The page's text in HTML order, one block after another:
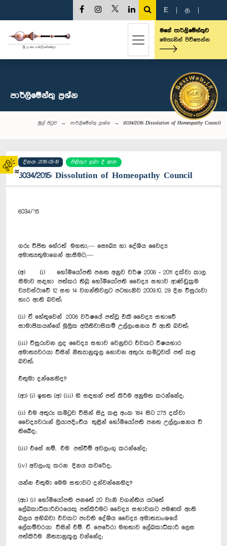
02
E த
මගේ පාර්ලිමේන්තුව
මෙතැනින් පිවිසෙන්න
පාර්ලි‌මේන්තු‌ ප්‍රශ්න
මුල් පිටුව පාර්ලි‌මේන්තු‌ ප්‍රශ්න 6034/2015: Dissolution of Homeopathy Council
දිනය: 2015-05-19 පිළිතුර ලබා දී ඇත
6034/2015: Dissolution of Homeopathy Council
6034/’15
ගරු විජිත හේරත් මහතා,— සෞඛ්‍ය හා දේශීය වෛද්‍ය
අමාත්‍යතුමාගෙන් ඇසීමට,—
(අ) (i) හෝමි‍යෝපති පනත අනුව වර්ෂ 2006 - 2011 දක්වා කාල
සීමාව සඳහා පත්කර තිබූ හෝමියෝපති වෛද්‍ය සභාව ආණ්ඩුක්‍රම
ව්‍යවස්ථාවේ 12 සහ 14 වගන්තිවලට පටහැනිව 2009.10. 29 දින විසුරුවා
හැර ඇති බවත්;
(ii) ඒ හේතුවෙන් 2006 වර්ෂයේ පත්වූ එකී වෛද්‍ය සභාවේ
සාමාජිකයන්ගේ මූලික අයිතිවාසිකම් උල්ලංඝනය වී ඇති බවත්;
(iii) විසුරුවන ලද වෛද්‍ය සභාව වෙනුවට එවකට විෂයභාර
අමාත්‍යවරයා විසින් නීත්‍යානුකූල නොවන අතුරු කමිටුවක් පත් කළ
බවත්;
එතුමා දන්නෙහිද?
(ආ) (i) ඉහත (අ) (iii) හි සඳහන් පත් කිරීම අනුමත කරන්නේද;
(ii) එම අතුරු කමිටුව විසින් සිදු කළ අංක 184 සිට 275 දක්වා
වෛද්‍යවරුන් ලියාපදිංචිය තුළින් හෝමියෝපති පනත උල්ලංඝනය වී
තිබේද;
(iii) එසේ නම්, එම පත්වීම් අවලංගු කරන්නේද;
(iv) අවලංගු කරන දිනය කවරේද;
යන්න එතුමා මෙම සභාවට දන්වන්නෙහිද?
(ඇ) (i) හෝමියෝපති පනතේ 20 වැනි වගන්තිය යටතේ
ලේඛකාධිකාරීවරයෙකු පත්කිරීමට වෛද්‍ය සභාවකට පමණක් ඇති
බලය අභිබවා එවකට පැවති දේශීය වෛද්‍ය අමාත්‍යාංශයේ
ලේකම්වරයා විසින් එම්. ඒ. පෙරේරා මහතාව ලේඛකාධිකාරී ලෙස
පත්කිරීම නීත්‍යානුකූල වන්නේද;